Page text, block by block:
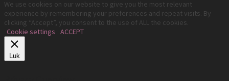
We use cookies on our website to give you the most relevant
experience by remembering your preferences and repeat visits. By
clicking “Accept”, you consent to the use of ALL the cookies.
Cookie settings
ACCEPT
Luk